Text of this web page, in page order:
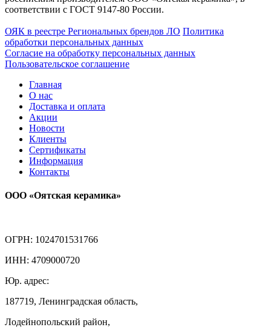
соответствии с ГОСТ 9147-80 России.
ОЯК в реестре Региональных брендов ЛО Политика
обработки персональных данных
Согласие на обработку персональных данных
Пользовательское соглашение
Главная
О нас
Доставка и оплата
Акции
Новости
Клиенты
Сертификаты
Информация
Контакты
ООО «Оятская керамика»
ОГРН: 1024701531766
ИНН: 4709000720
Юр. адрес:
187719, Ленинградская область,
Лодейнопольский район,